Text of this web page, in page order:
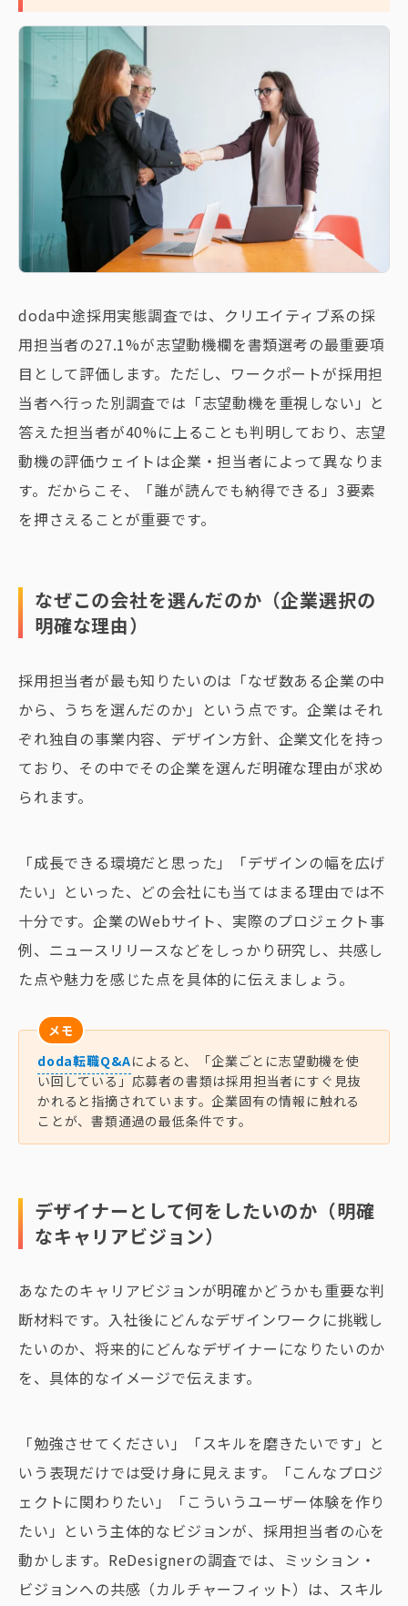
doda中途採用実態調査では、クリエイティブ系の採
用担当者の27.1%が志望動機欄を書類選考の最重要項
目として評価します。ただし、ワークポートが採用担
当者へ行った別調査では「志望動機を重視しない」と
答えた担当者が40%に上ることも判明しており、志望
動機の評価ウェイトは企業・担当者によって異なりま
す。だからこそ、「誰が読んでも納得できる」3要素
を押さえることが重要です。
なぜこの会社を選んだのか（企業選択の
明確な理由）
採用担当者が最も知りたいのは「なぜ数ある企業の中
から、うちを選んだのか」という点です。企業はそれ
ぞれ独自の事業内容、デザイン方針、企業文化を持っ
ており、その中でその企業を選んだ明確な理由が求め
られます。
「成長できる環境だと思った」「デザインの幅を広げ
たい」といった、どの会社にも当てはまる理由では不
十分です。企業のWebサイト、実際のプロジェクト事
例、ニュースリリースなどをしっかり研究し、共感し
た点や魅力を感じた点を具体的に伝えましょう。
メモ
doda転職Q&Aによると、「企業ごとに志望動機を使
い回している」応募者の書類は採用担当者にすぐ見抜
かれると指摘されています。企業固有の情報に触れる
ことが、書類通過の最低条件です。
デザイナーとして何をしたいのか（明確
なキャリアビジョン）
あなたのキャリアビジョンが明確かどうかも重要な判
断材料です。入社後にどんなデザインワークに挑戦し
たいのか、将来的にどんなデザイナーになりたいのか
を、具体的なイメージで伝えます。
「勉強させてください」「スキルを磨きたいです」と
いう表現だけでは受け身に見えます。「こんなプロジ
ェクトに関わりたい」「こういうユーザー体験を作り
たい」という主体的なビジョンが、採用担当者の心を
動かします。ReDesignerの調査では、ミッション・
ビジョンへの共感（カルチャーフィット）は、スキル